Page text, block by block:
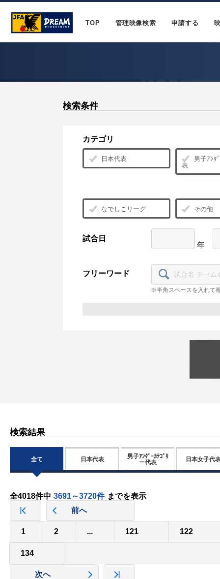
TOP 管理映像検索 申請する
検索条件
カテゴリ
日本代表
男子ｱﾝﾀ
表
なでしこリーグ その他
試合日
年
フリーワード
※半角スペースを入れて
検索結果
全て 日本代表
男子ｱﾝﾀﾞｰｶﾃｺﾞﾘ
ー代表
日本女子代
全4018件中 3691～3720件 までを表示
前へ
1 2 ... 121 122
134
次へ